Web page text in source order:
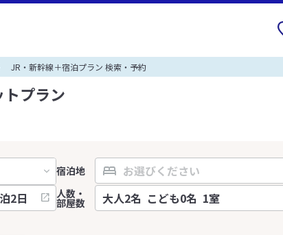
JR・新幹線＋宿泊プラン 検索・予約
プラン
宿泊地
人数・
部屋数